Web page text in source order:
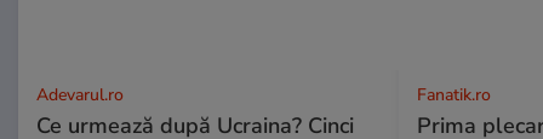
Adevarul.ro
Ce urmează după Ucraina? Cinci
Fanatik.ro
Prima